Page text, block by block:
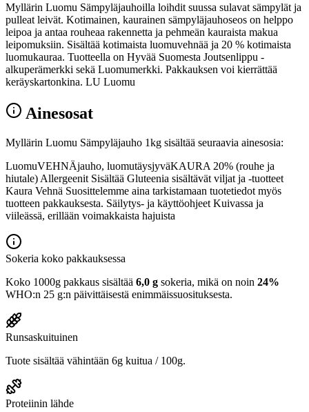
Myllärin Luomu Sämpyläjauhoilla loihdit suussa sulavat sämpylät ja
pulleat leivät. Kotimainen, kaurainen sämpyläjauhoseos on helppo
leipoa ja antaa rouheaa rakennetta ja pehmeän kauraista makua
leipomuksiin. Sisältää kotimaista luomuvehnää ja 20 % kotimaista
luomukauraa. Tuotteella on Hyvää Suomesta Joutsenlippu -
alkuperämerkki sekä Luomumerkki. Pakkauksen voi kierrättää
keräyskartonkina. LU Luomu
Ainesosat
Myllärin Luomu Sämpyläjauho 1kg sisältää seuraavia ainesosia:
LuomuVEHNÄjauho, luomutäysjyväKAURA 20% (rouhe ja
hiutale) Allergeenit Sisältää Gluteenia sisältävät viljat ja -tuotteet
Kaura Vehnä Suosittelemme aina tarkistamaan tuotetiedot myös
tuotteen pakkauksesta. Säilytys- ja käyttöohjeet Kuivassa ja
viileässä, erillään voimakkaista hajuista
Sokeria koko pakkauksessa
Koko 1000g pakkaus sisältää 6,0 g sokeria, mikä on noin 24%
WHO:n 25 g:n päivittäisestä enimmäissuosituksesta.
Runsaskuituinen
Tuote sisältää vähintään 6g kuitua / 100g.
Proteiinin lähde